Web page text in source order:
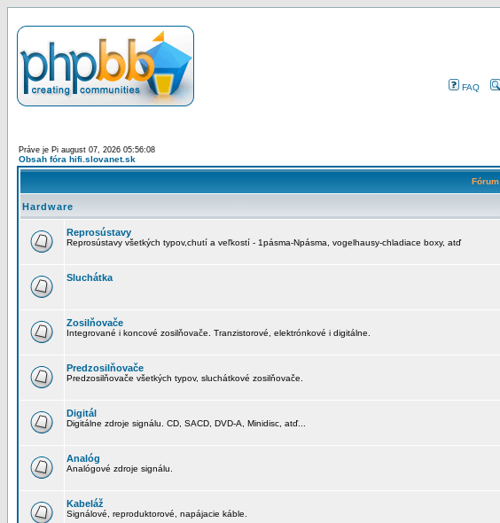
FAQ
Práve je Pi august 07, 2026 05:56:08
Obsah fóra hifi.slovanet.sk
Fórum
Hardware
Reprosústavy
Reprosústavy všetkých typov,chutí a veľkostí - 1pásma-Npásma, vogelhausy-chladiace boxy, atď
Sluchátka
Zosilňovače
Integrované i koncové zosilňovače. Tranzistorové, elektrónkové i digitálne.
Predzosilňovače
Predzosilňovače všetkých typov, sluchátkové zosilňovače.
Digitál
Digitálne zdroje signálu. CD, SACD, DVD-A, Minidisc, atď...
Analóg
Analógové zdroje signálu.
Kabeláž
Signálové, reproduktorové, napájacie káble.